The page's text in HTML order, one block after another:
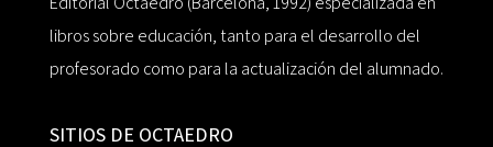
libros sobre educación, tanto para el desarrollo del
profesorado como para la actualización del alumnado.
SITIOS DE OCTAEDRO